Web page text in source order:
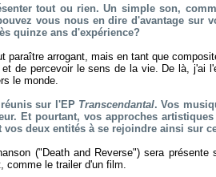
tout ou rien. Un simple son,
vous nous en dire d'avantage sur
quinze ans d'expérience?
paraître arrogant, mais en tant que
de percevoir le sens de la vie. De là, j'ai
le monde.
réunis sur l'EP Transcendantal. Vos
Et pourtant, vos approches
deux entités à se rejoindre ainsi sur
("Death and Reverse") sera présente
comme le trailer d'un film.